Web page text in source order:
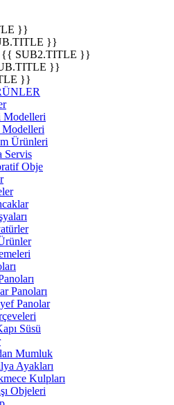
}}
}}
{{ SUB2.TITLE }}
}}
}}
Modelleri
Ürünleri
Servis
Obje
Panoları
Panolar
Süsü
Mumluk
Ayakları
Kulpları
Objeleri